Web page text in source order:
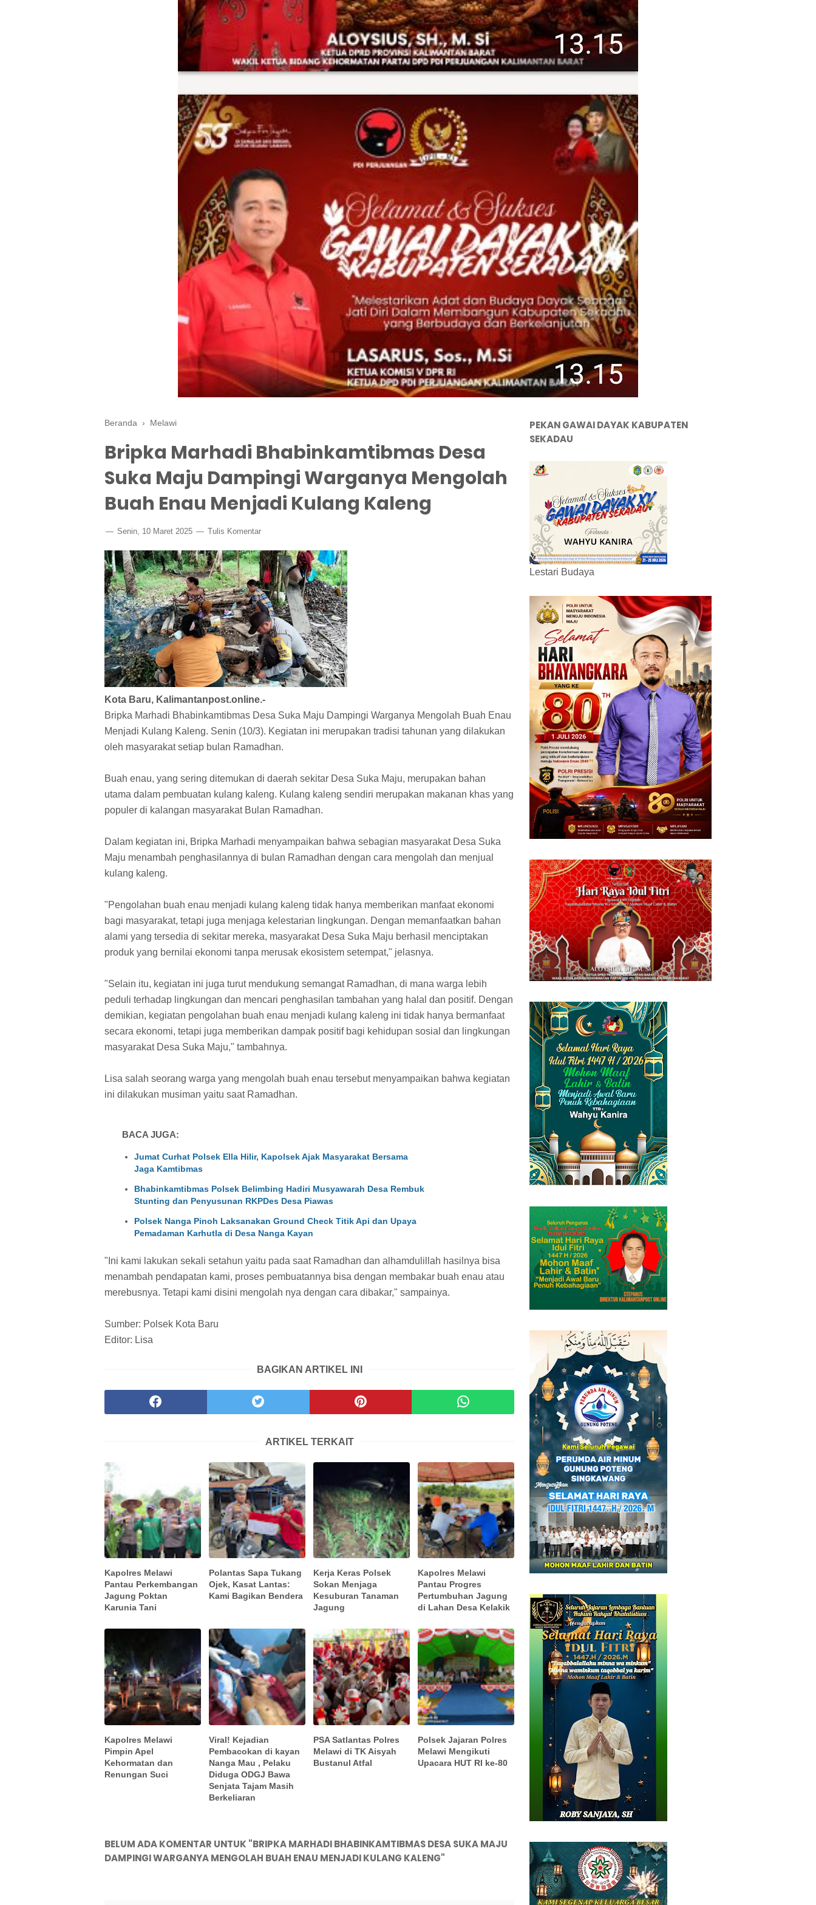
Beranda › Melawi
Bripka Marhadi Bhabinkamtibmas Desa
Suka Maju Dampingi Warganya Mengolah
Buah Enau Menjadi Kulang Kaleng
Senin, 10 Maret 2025 Tulis Komentar
Kota Baru, Kalimantanpost.online.-
Bripka Marhadi Bhabinkamtibmas Desa Suka Maju Dampingi Warganya Mengolah Buah Enau
Menjadi Kulang Kaleng. Senin (10/3). Kegiatan ini merupakan tradisi tahunan yang dilakukan
oleh masyarakat setiap bulan Ramadhan.
Buah enau, yang sering ditemukan di daerah sekitar Desa Suka Maju, merupakan bahan
utama dalam pembuatan kulang kaleng. Kulang kaleng sendiri merupakan makanan khas yang
populer di kalangan masyarakat Bulan Ramadhan.
Dalam kegiatan ini, Bripka Marhadi menyampaikan bahwa sebagian masyarakat Desa Suka
Maju menambah penghasilannya di bulan Ramadhan dengan cara mengolah dan menjual
kulang kaleng.
"Pengolahan buah enau menjadi kulang kaleng tidak hanya memberikan manfaat ekonomi
bagi masyarakat, tetapi juga menjaga kelestarian lingkungan. Dengan memanfaatkan bahan
alami yang tersedia di sekitar mereka, masyarakat Desa Suka Maju berhasil menciptakan
produk yang bernilai ekonomi tanpa merusak ekosistem setempat," jelasnya.
"Selain itu, kegiatan ini juga turut mendukung semangat Ramadhan, di mana warga lebih
peduli terhadap lingkungan dan mencari penghasilan tambahan yang halal dan positif. Dengan
demikian, kegiatan pengolahan buah enau menjadi kulang kaleng ini tidak hanya bermanfaat
secara ekonomi, tetapi juga memberikan dampak positif bagi kehidupan sosial dan lingkungan
masyarakat Desa Suka Maju," tambahnya.
Lisa salah seorang warga yang mengolah buah enau tersebut menyampaikan bahwa kegiatan
ini dilakukan musiman yaitu saat Ramadhan.
BACA JUGA:
Jumat Curhat Polsek Ella Hilir, Kapolsek Ajak Masyarakat Bersama
Jaga Kamtibmas
Bhabinkamtibmas Polsek Belimbing Hadiri Musyawarah Desa Rembuk
Stunting dan Penyusunan RKPDes Desa Piawas
Polsek Nanga Pinoh Laksanakan Ground Check Titik Api dan Upaya
Pemadaman Karhutla di Desa Nanga Kayan
"Ini kami lakukan sekali setahun yaitu pada saat Ramadhan dan alhamdulillah hasilnya bisa
menambah pendapatan kami, proses pembuatannya bisa dengan membakar buah enau atau
merebusnya. Tetapi kami disini mengolah nya dengan cara dibakar," sampainya.
Sumber: Polsek Kota Baru
Editor: Lisa
BAGIKAN ARTIKEL INI
ARTIKEL TERKAIT
Kapolres Melawi
Pantau Perkembangan
Jagung Poktan
Karunia Tani
Polantas Sapa Tukang
Ojek, Kasat Lantas:
Kami Bagikan Bendera
Kerja Keras Polsek
Sokan Menjaga
Kesuburan Tanaman
Jagung
Kapolres Melawi
Pantau Progres
Pertumbuhan Jagung
di Lahan Desa Kelakik
Kapolres Melawi
Pimpin Apel
Kehormatan dan
Renungan Suci
Viral! Kejadian
Pembacokan di kayan
Nanga Mau , Pelaku
Diduga ODGJ Bawa
Senjata Tajam Masih
Berkeliaran
PSA Satlantas Polres
Melawi di TK Aisyah
Bustanul Atfal
Polsek Jajaran Polres
Melawi Mengikuti
Upacara HUT RI ke-80
BELUM ADA KOMENTAR UNTUK "BRIPKA MARHADI BHABINKAMTIBMAS DESA SUKA MAJU
DAMPINGI WARGANYA MENGOLAH BUAH ENAU MENJADI KULANG KALENG"
PEKAN GAWAI DAYAK KABUPATEN
SEKADAU
Lestari Budaya